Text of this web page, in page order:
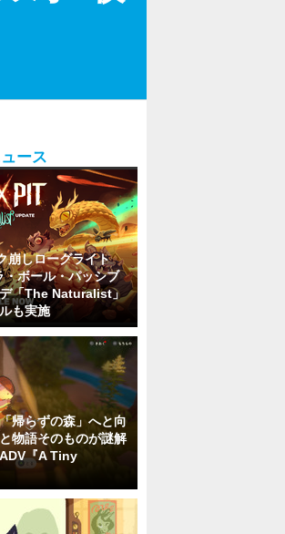
ース
崩しローグライト
ボール・パッシブ
「The Naturalist」
も実施
帰らずの森」へと向
物語そのものが謎解
『A Tiny